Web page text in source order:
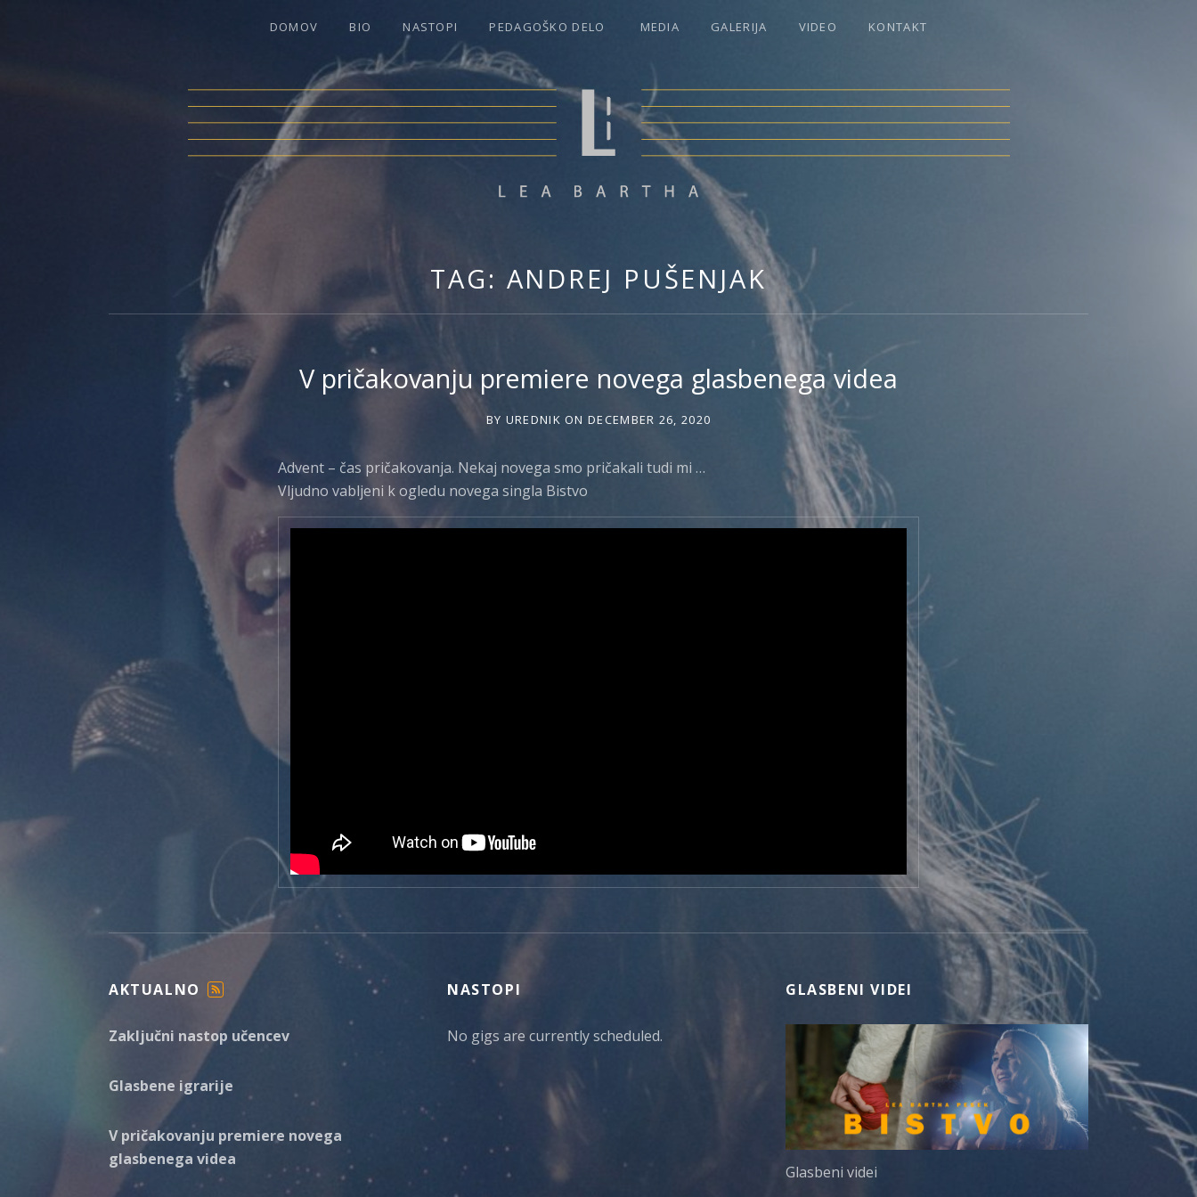
LEA BARTHA PESEK
DOMOV BIO NASTOPI PEDAGOŠKO DELO MEDIA GALERIJA VIDEO KONTAKT
TAG: ANDREJ PUŠENJAK
V pričakovanju premiere novega glasbenega videa
BY UREDNIK ON DECEMBER 26, 2020
Advent – čas pričakovanja. Nekaj novega smo pričakali tudi mi …
Vljudno vabljeni k ogledu novega singla Bistvo
AKTUALNO
E
D
Zaključni nastop učencev
Glasbene igrarije
V pričakovanju premiere novega
glasbenega videa
NASTOPI
No gigs are currently scheduled.
GLASBENI VIDEI
Glasbeni videi